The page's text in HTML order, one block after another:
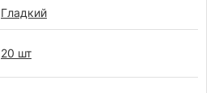
Гладкий
20 шт